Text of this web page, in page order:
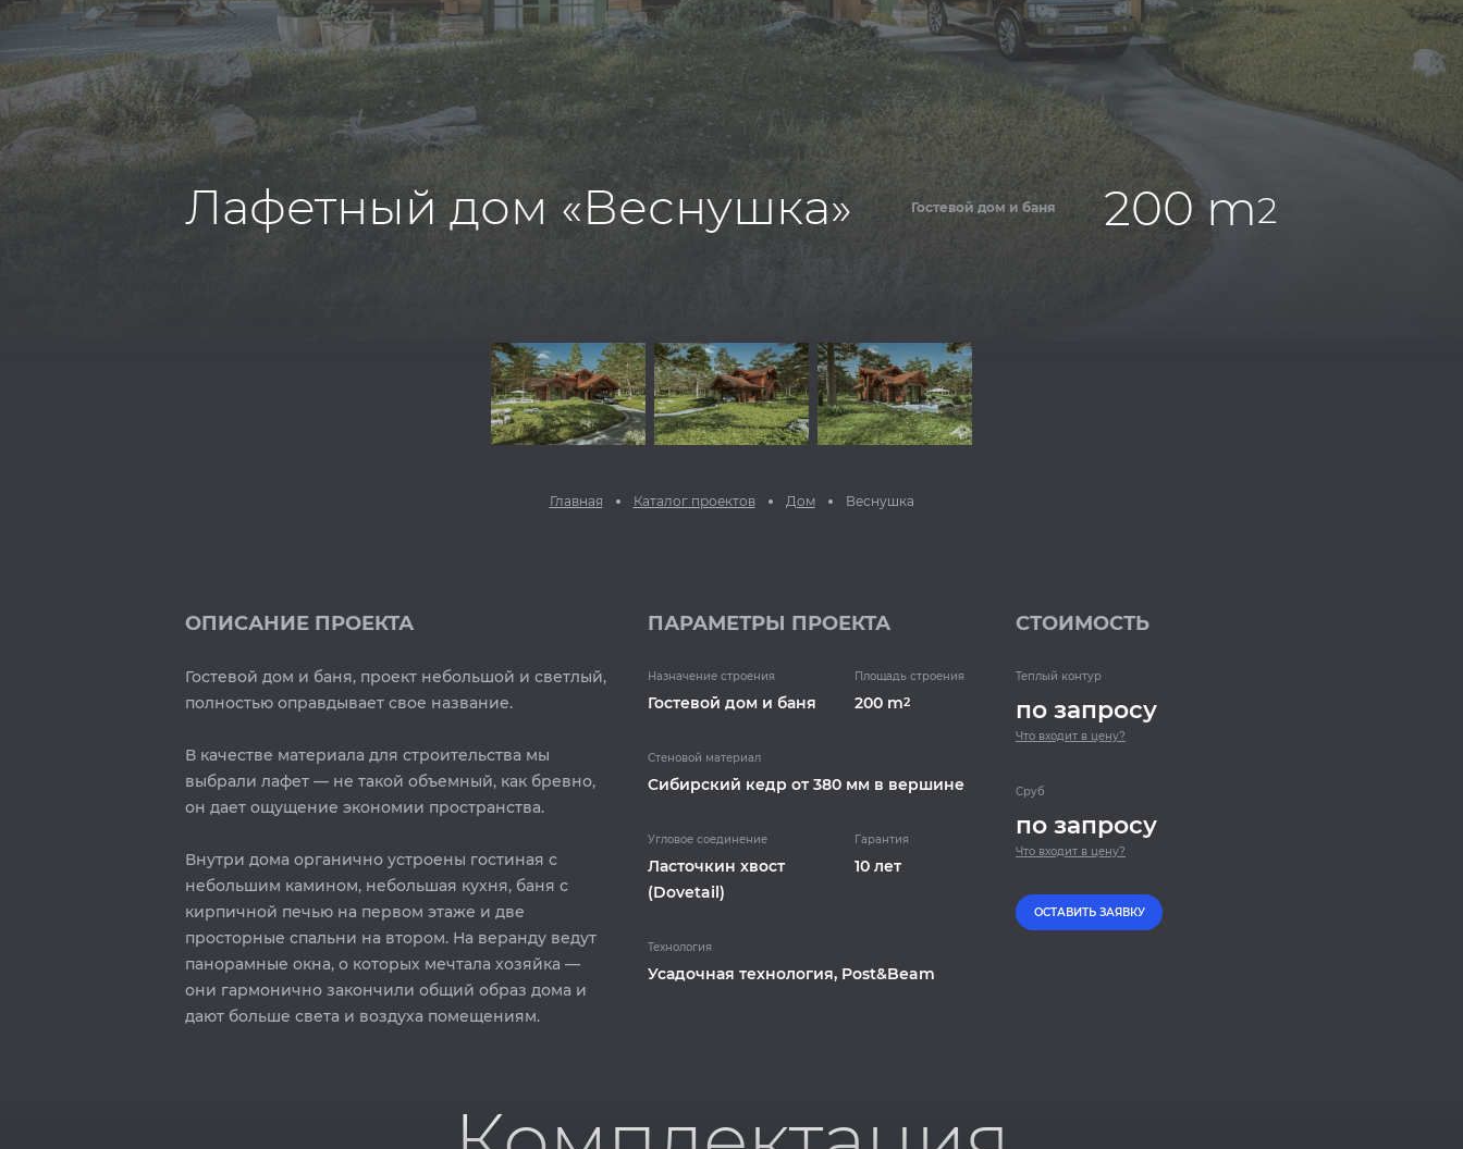
Лафетный дом «Веснушка» Гостевой дом и баня 200 m2
Главная Каталог проектов Дом Веснушка
ОПИСАНИЕ ПРОЕКТА
Гостевой дом и баня, проект небольшой и светлый,
полностью оправдывает свое название.
В качестве материала для строительства мы
выбрали лафет — не такой объемный, как бревно,
он дает ощущение экономии пространства.
Внутри дома органично устроены гостиная с
небольшим камином, небольшая кухня, баня с
кирпичной печью на первом этаже и две
просторные спальни на втором. На веранду ведут
панорамные окна, о которых мечтала хозяйка —
они гармонично закончили общий образ дома и
дают больше света и воздуха помещениям.
ПАРАМЕТРЫ ПРОЕКТА
Назначение строения
Гостевой дом и баня
Площадь строения
200 m2
Стеновой материал
Cибирский кедр от 380 мм в вершине
Угловое соединение
Ласточкин хвост
(Dovetail)
Гарантия
10 лет
Технология
Усадочная технология, Post&Beam
СТОИМОСТЬ
Теплый контур
по запросу
Что входит в цену?
Сруб
по запросу
Что входит в цену?
ОСТАВИТЬ ЗАЯВКУ